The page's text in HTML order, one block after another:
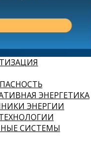
ЭНЕРГЕТИКА
ЭНЕРГИИ
СИСТЕМЫ